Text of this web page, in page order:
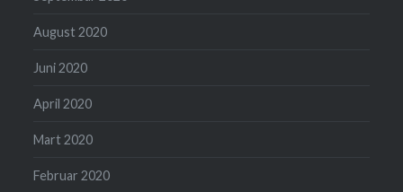
August 2020
Juni 2020
April 2020
Mart 2020
Februar 2020